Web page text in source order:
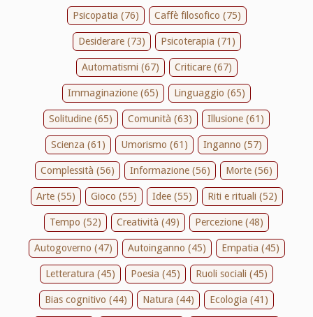
Psicopatia (76) Caffè filosofico (75)
Desiderare (73) Psicoterapia (71)
Automatismi (67) Criticare (67)
Immaginazione (65) Linguaggio (65)
Solitudine (65) Comunità (63) Illusione (61)
Scienza (61) Umorismo (61) Inganno (57)
Complessità (56) Informazione (56) Morte (56)
Arte (55) Gioco (55) Idee (55) Riti e rituali (52)
Tempo (52) Creatività (49) Percezione (48)
Autogoverno (47) Autoinganno (45) Empatia (45)
Letteratura (45) Poesia (45) Ruoli sociali (45)
Bias cognitivo (44) Natura (44) Ecologia (41)